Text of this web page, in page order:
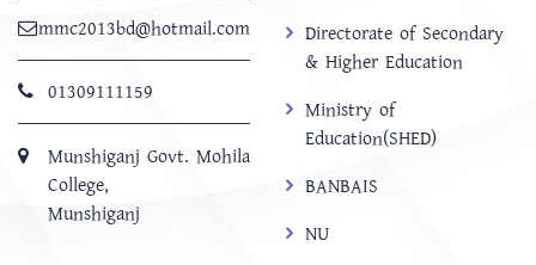
mmc2013bd@hotmail.com
01309111159
Munshiganj Govt. Mohila
College,
Munshiganj
Directorate of Secondary
& Higher Education
Ministry of
Education(SHED)
BANBAIS
NU